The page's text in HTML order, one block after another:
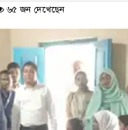
৬৫ জন দেখেছেন